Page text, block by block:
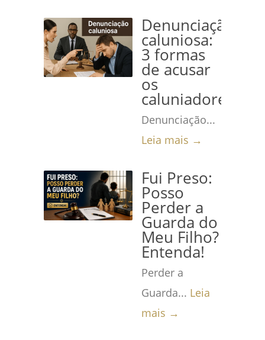
Denunciação
caluniosa:
3 formas
de acusar
os
caluniadores
Denunciação...
Leia mais →
Fui Preso:
Posso
Perder a
Guarda do
Meu Filho?
Entenda!
Perder a
Guarda... Leia
mais →